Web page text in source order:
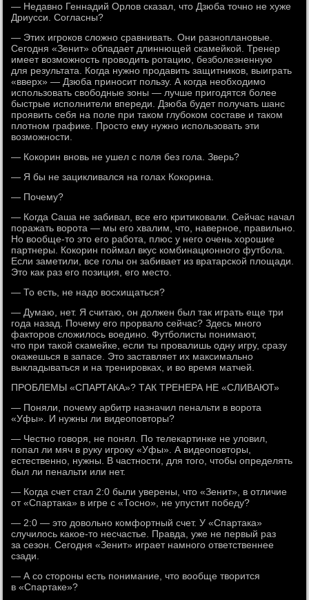
— Недавно Геннадий Орлов сказал, что Дзюба точно не хуже
Дриусси. Согласны?
— Этих игроков сложно сравнивать. Они разноплановые.
Сегодня «Зенит» обладает длиннющей скамейкой. Тренер
имеет возможность проводить ротацию, безболезненную
для результата. Когда нужно продавить защитников, выиграть
«вверх» — Дзюба приносит пользу. А когда необходимо
использовать свободные зоны — лучше пригодятся более
быстрые исполнители впереди. Дзюба будет получать шанс
проявить себя на поле при таком глубоком составе и таком
плотном графике. Просто ему нужно использовать эти
возможности.
— Кокорин вновь не ушел с поля без гола. Зверь?
— Я бы не зацикливался на голах Кокорина.
— Почему?
— Когда Саша не забивал, все его критиковали. Сейчас начал
поражать ворота — мы его хвалим, что, наверное, правильно.
Но вообще-то это его работа, плюс у него очень хорошие
партнеры. Кокорин поймал вкус комбинационного футбола.
Если заметили, все голы он забивает из вратарской площади.
Это как раз его позиция, его место.
— То есть, не надо восхищаться?
— Думаю, нет. Я считаю, он должен был так играть еще три
года назад. Почему его прорвало сейчас? Здесь много
факторов сложилось воедино. Футболисты понимают,
что при такой скамейке, если ты провалишь одну игру, сразу
окажешься в запасе. Это заставляет их максимально
выкладываться и на тренировках, и во время матчей.
ПРОБЛЕМЫ «СПАРТАКА»? ТАК ТРЕНЕРА НЕ «СЛИВАЮТ»
— Поняли, почему арбитр назначил пенальти в ворота
«Уфы». И нужны ли видеоповторы?
— Честно говоря, не понял. По телекартинке не уловил,
попал ли мяч в руку игроку «Уфы». А видеоповторы,
естественно, нужны. В частности, для того, чтобы определять
был ли пенальти или нет.
— Когда счет стал 2:0 были уверены, что «Зенит», в отличие
от «Спартака» в игре с «Тосно», не упустит победу?
— 2:0 — это довольно комфортный счет. У «Спартака»
случилось какое-то несчастье. Правда, уже не первый раз
за сезон. Сегодня «Зенит» играет намного ответственнее
сзади.
— А со стороны есть понимание, что вообще творится
в «Спартаке»?